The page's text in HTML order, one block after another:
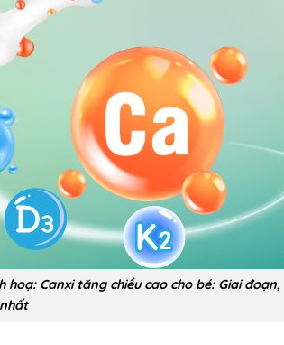
Canxi tăng chiều cao cho bé: Giai đoạn,